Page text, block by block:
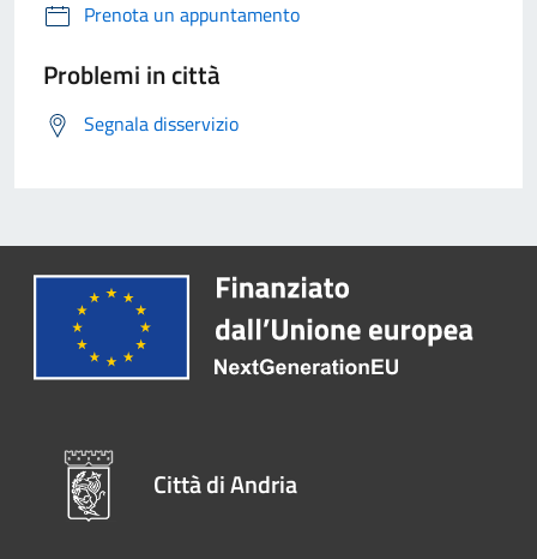
Prenota un appuntamento
Problemi in città
Segnala disservizio
Città di Andria